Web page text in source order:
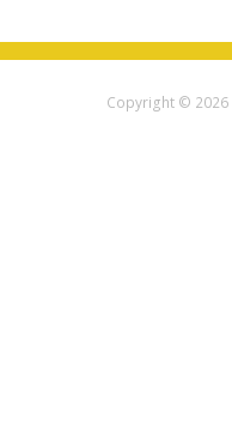
Copyright © 2026